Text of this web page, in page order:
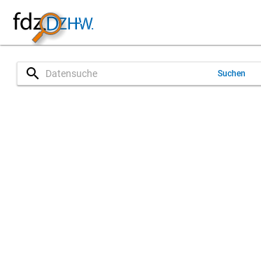
search Suchen